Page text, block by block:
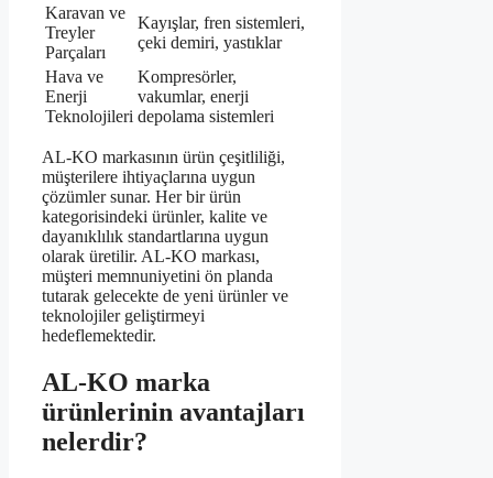
Karavan ve
Treyler
Parçaları
Kayışlar, fren sistemleri,
çeki demiri, yastıklar
Hava ve
Enerji
Teknolojileri
Kompresörler,
vakumlar, enerji
depolama sistemleri
AL-KO markasının ürün çeşitliliği,
müşterilere ihtiyaçlarına uygun
çözümler sunar. Her bir ürün
kategorisindeki ürünler, kalite ve
dayanıklılık standartlarına uygun
olarak üretilir. AL-KO markası,
müşteri memnuniyetini ön planda
tutarak gelecekte de yeni ürünler ve
teknolojiler geliştirmeyi
hedeflemektedir.
AL-KO marka
ürünlerinin avantajları
nelerdir?